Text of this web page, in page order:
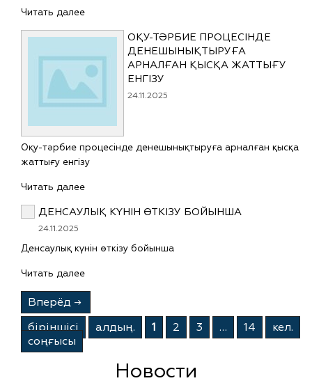
Читать далее
ОҚУ-ТӘРБИЕ ПРОЦЕСІНДЕ
ДЕНЕШЫНЫҚТЫРУҒА
АРНАЛҒАН ҚЫСҚА ЖАТТЫҒУ
ЕНГІЗУ
24.11.2025
Оқу-тәрбие процесінде денешынықтыруға арналған қысқа
жаттығу енгізу
Читать далее
ДЕНСАУЛЫҚ КҮНІН ӨТКІЗУ БОЙЫНША
24.11.2025
Денсаулық күнін өткізу бойынша
Читать далее
Вперёд →
бiрiншiсi
алдың. 1 2 3 … 14
кел.
соңғысы
Новости